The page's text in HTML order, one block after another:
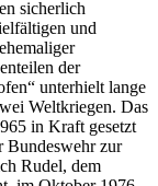
sicherlich
und
der
unterhielt lange
Weltkriegen. Das
in Kraft gesetzt
Bundeswehr zur
Rudel, dem